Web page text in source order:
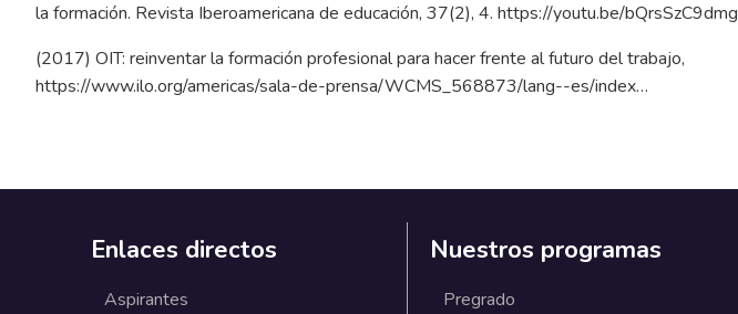
la formación. Revista Iberoamericana de educación, 37(2), 4. https://youtu.be/bQrsSzC9dmg
(2017) OIT: reinventar la formación profesional para hacer frente al futuro del trabajo,
https://www.ilo.org/americas/sala-de-prensa/WCMS_568873/lang--es/index…
Enlaces directos
Aspirantes
Nuestros programas
Pregrado